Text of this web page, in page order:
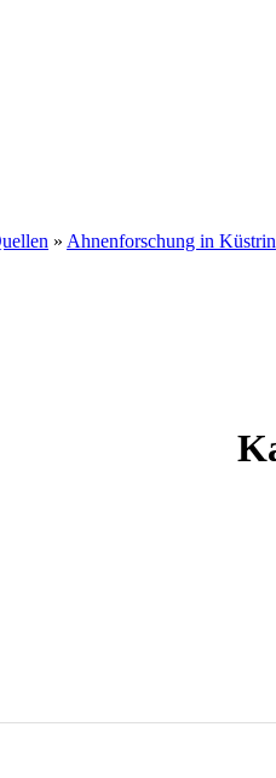
» Ahnenforschung in Küstrin